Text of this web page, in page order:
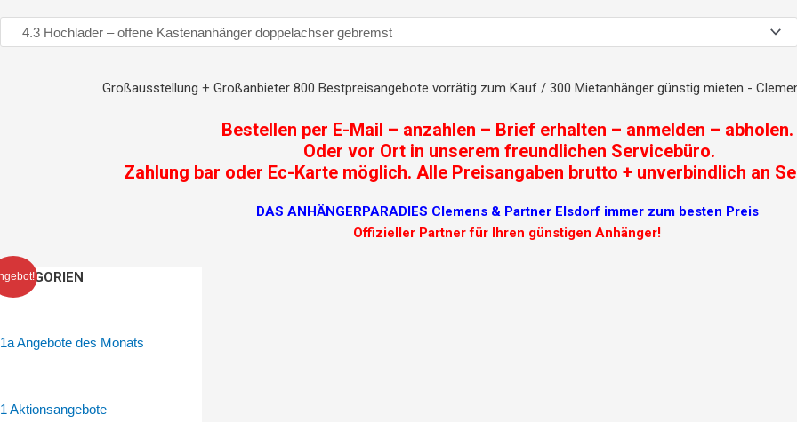
Großausstellung + Großanbieter 800 Bestpreisangebote vorrätig zum Kauf / 300 Mietanhänger günstig mieten -
Bestellen per E-Mail – anzahlen – Brief erhalten – anmelden – abholen.
Oder vor Ort in unserem freundlichen Servicebüro.
Zahlung bar oder Ec-Karte möglich. Alle Preisangaben brutto + unverbindlich an
DAS ANHÄNGERPARADIES Clemens & Partner Elsdorf immer zum besten Preis
Offizieller Partner für Ihren günstigen Anhänger!
KATEGORIEN
1a Angebote des Monats
1 Aktionsangebote
2.995,00 €
STEMA
SH
15-
Hochlader